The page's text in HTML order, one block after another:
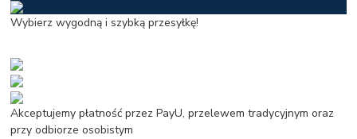
Wybierz wygodną i szybką przesyłkę!
Akceptujemy płatność przez PayU, przelewem tradycyjnym oraz
przy odbiorze osobistym